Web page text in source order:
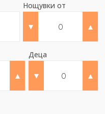
Нощувки от
▴
▾
▴
Деца
▴
▾